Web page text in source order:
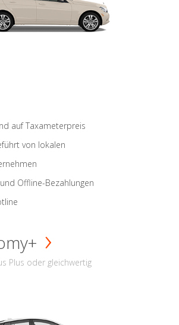
auf Taxameterpreis
von lokalen
Offline-Bezahlungen
Plus oder gleichwertig